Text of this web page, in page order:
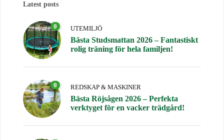
Latest posts
0 UTEMILJÖ
Bästa Studsmattan 2026 – Fantastiskt
rolig träning för hela familjen!
0 REDSKAP & MASKINER
Bästa Röjsågen 2026 – Perfekta
verktyget för en vacker trädgård!